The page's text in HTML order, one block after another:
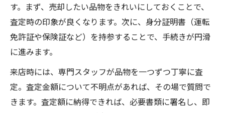
す。まず、売却したい品物をきれいにしておくことで、
査定時の印象が良くなります。次に、身分証明書（運転
免許証や保険証など）を持参することで、手続きが円滑
に進みます。
来店時には、専門スタッフが品物を一つずつ丁寧に査
定。査定金額について不明点があれば、その場で質問で
きます。査定額に納得できれば、必要書類に署名し、即